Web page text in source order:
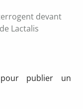
devant
Lactalis
publier un